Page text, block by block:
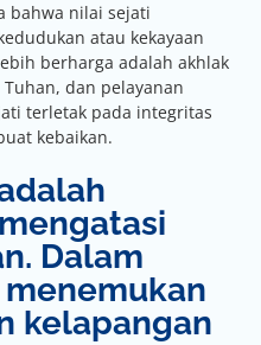
bahwa nilai sejati
atau kekayaan
berharga adalah akhlak
dan pelayanan
terletak pada integritas
kebaikan.
Dalam
kelapangan